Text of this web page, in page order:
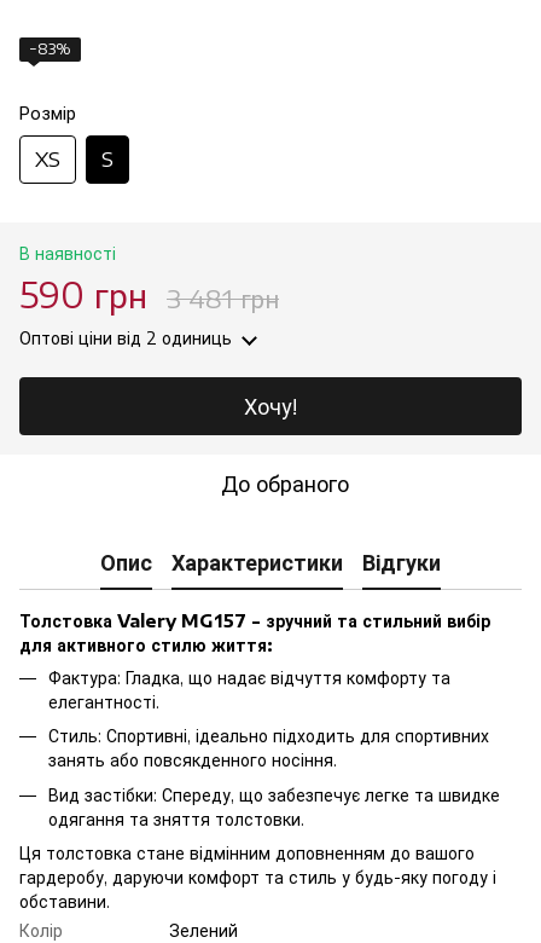
−83%
Розмір
XS S
В наявності
590 грн 3 481 грн
Оптові ціни від 2 одиниць
Хочу!
До обраного
Опис Характеристики Відгуки
Толстовка Valery MG157 - зручний та стильний вибір
для активного стилю життя:
Фактура: Гладка, що надає відчуття комфорту та
елегантності.
Стиль: Спортивні, ідеально підходить для спортивних
занять або повсякденного носіння.
Вид застібки: Спереду, що забезпечує легке та швидке
одягання та зняття толстовки.
Ця толстовка стане відмінним доповненням до вашого
гардеробу, даруючи комфорт та стиль у будь-яку погоду і
обставини.
Колір
Зелений